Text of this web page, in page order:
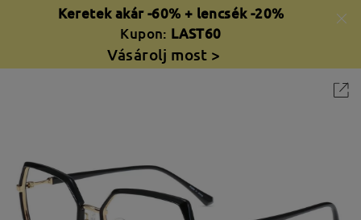
Keretek akár -60% + lencsék -20%
Kupon: LAST60
Vásárolj most >